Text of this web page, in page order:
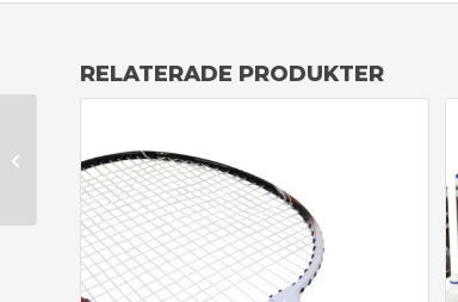
RELATERADE PRODUKTER
standard